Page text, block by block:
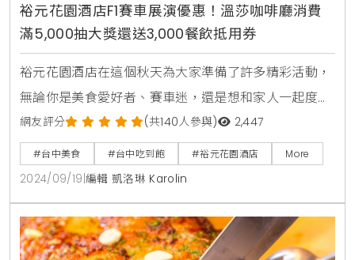
裕元花園酒店F1賽車展演優惠！溫莎咖啡廳消費
滿5,000抽大獎還送3,000餐飲抵用券
裕元花園酒店在這個秋天為大家準備了許多精彩活動，
無論你是美食愛好者、賽車迷，還是想和家人一起度過
美好時光的長者，都能在這裡找到屬於自己的獨特體
驗。即將於2024/9/28在台中登場的Red Bull
Showrun Taichung 國際賽車展演，勢必吸引眾多賽
車迷的關注。為了讓活動更具吸引力，酒店特別推出了
一系列優惠。從2024/9/23至2024/9/27，凡是在酒店
內消費滿NTD 5,000
網友評分 (共140人參與) 2,447
#台中美食 #台中吃到飽 #裕元花園酒店 More
2024/09/19 編輯 凱洛琳 Karolin